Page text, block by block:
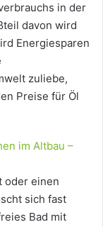
in der
davon wird
Energiesparen
zuliebe,
Preise für Öl
im Altbau –
oder einen
sich fast
Bad mit